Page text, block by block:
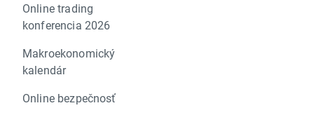
Online trading
konferencia 2026
Makroekonomický
kalendár
Online bezpečnosť